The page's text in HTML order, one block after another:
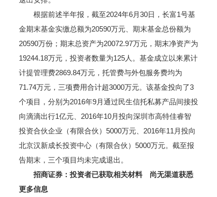
根据前述半年报，截至2024年6月30日，长富1号基
金期末基金实缴总额为20590万元、期末基金总份额为
20590万份；期末总资产为20072.97万元，期末净资产为
19244.18万元，投资者数量为125人。基金成立以来累计
计提管理费2869.84万元，托管费与外包服务费均为
71.74万元，三项费用合计超3000万元。该基金投向了3
个项目，分别为2016年9月通过民生信托私募产品间接投
向滴滴出行1亿元、2016年10月投向深圳市高特佳睿智
投资合伙企业（有限合伙）5000万元、2016年11月投向
北京汉新成长投资中心（有限合伙）5000万元。截至报
告期末，三个项目均未完成退出。
招商证券：投资者已获取相关材料 尚无渠道获悉
更多信息